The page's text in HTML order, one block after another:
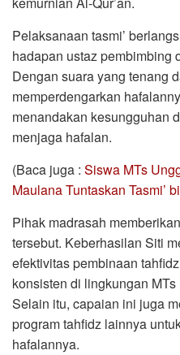
Pelaksanaan tasmi’
hadapan ustaz pembimbing
Dengan suara yang tenang
memperdengarkan
menandakan kesungguhan
menjaga hafalan.
(Baca juga : Siswa MTs
Maulana Tuntaskan Tasmi’
Pihak madrasah
tersebut. Keberhasilan Siti
efektivitas pembinaan
konsisten di lingkungan
Selain itu, capaian ini juga
program tahfidz lainnya
hafalannya.